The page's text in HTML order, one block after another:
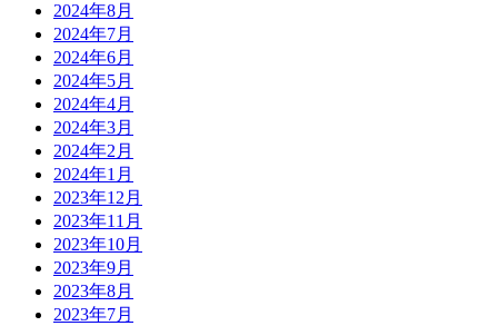
2024年8月
2024年7月
2024年6月
2024年5月
2024年4月
2024年3月
2024年2月
2024年1月
2023年12月
2023年11月
2023年10月
2023年9月
2023年8月
2023年7月